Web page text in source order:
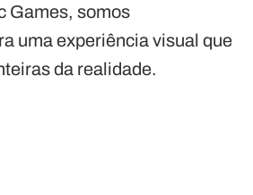
Games, somos
uma experiência visual que
da realidade.